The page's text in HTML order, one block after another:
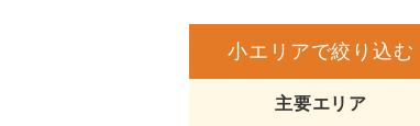
小エリアで絞り込む
主要エリア